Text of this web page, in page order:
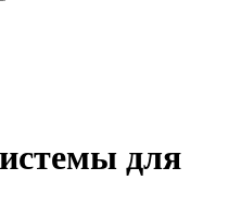
для